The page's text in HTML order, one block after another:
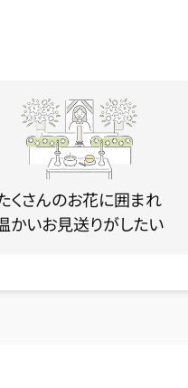
くさんのお花に囲まれ
かいお見送りがしたい